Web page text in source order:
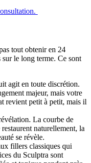
tout obtenir en 24
le long terme. Ce sont
agit en toute discrétion.
majeur, mais votre
revient petit à petit, mais il
La courbe de
naturellement, la
se révèle.
fillers classiques qui
du Sculptra sont